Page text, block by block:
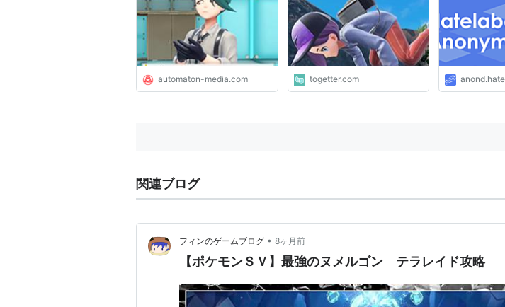
る。正反対（？）な2人 -
AUTOMATON
automaton-media.com togetter.com
関連ブログ
フィンのゲームブログ • 8ヶ月前
【ポケモンＳＶ】最強のヌメルゴン テラレイド攻略